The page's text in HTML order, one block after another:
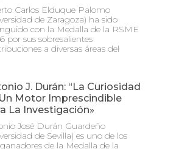
Carlos Elduque Palomo
de Zaragoza) ha sido
con la Medalla de la RSME
por sus sobresalientes
a diversas áreas del
J. Durán: “La Curiosidad
Motor Imprescindible
La Investigación»
José Durán Guardeño
de Sevilla) es uno de los
de la Medalla de la